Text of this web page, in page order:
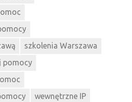
szkolenia Warszawa
pomocy
wewnętrzne IP